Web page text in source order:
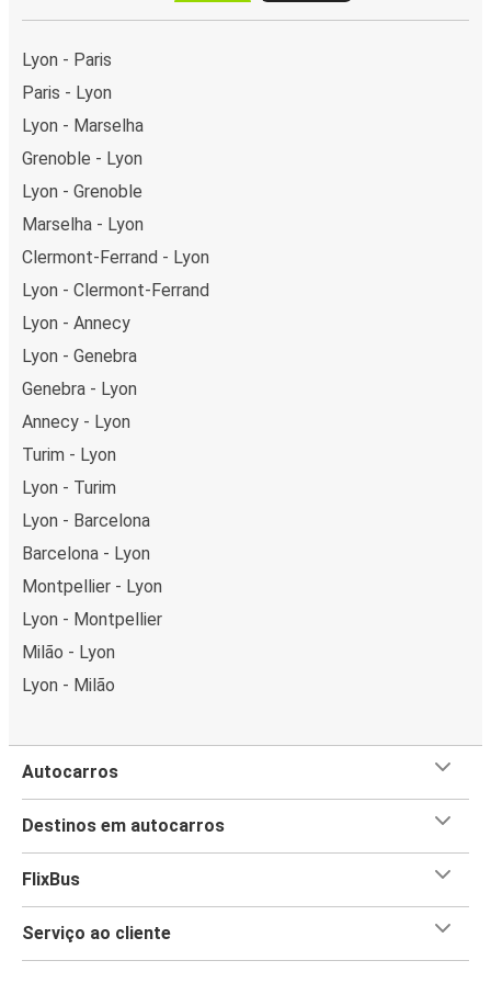
Lyon - Paris
Paris - Lyon
Lyon - Marselha
Grenoble - Lyon
Lyon - Grenoble
Marselha - Lyon
Clermont-Ferrand - Lyon
Lyon - Clermont-Ferrand
Lyon - Annecy
Lyon - Genebra
Genebra - Lyon
Annecy - Lyon
Turim - Lyon
Lyon - Turim
Lyon - Barcelona
Barcelona - Lyon
Montpellier - Lyon
Lyon - Montpellier
Milão - Lyon
Lyon - Milão
Autocarros
Destinos em autocarros
FlixBus
Serviço ao cliente